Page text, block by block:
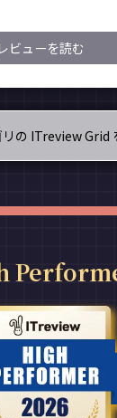
ビューを読む
リの ITreview Grid